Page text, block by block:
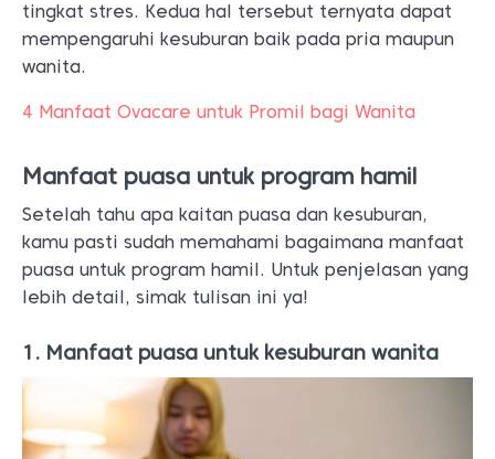
tingkat stres. Kedua hal tersebut ternyata dapat
mempengaruhi kesuburan baik pada pria maupun
wanita.
4 Manfaat Ovacare untuk Promil bagi Wanita
Manfaat puasa untuk program hamil
Setelah tahu apa kaitan puasa dan kesuburan,
kamu pasti sudah memahami bagaimana manfaat
puasa untuk program hamil. Untuk penjelasan yang
lebih detail, simak tulisan ini ya!
1. Manfaat puasa untuk kesuburan wanita